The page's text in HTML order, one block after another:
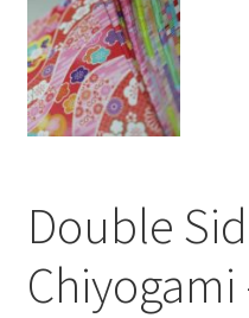
Double
Chiyogami